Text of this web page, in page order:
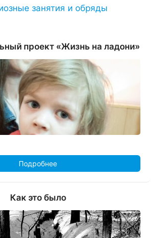
занятия и обряды
проект «Жизнь на ладони»
Подробнее
Как это было